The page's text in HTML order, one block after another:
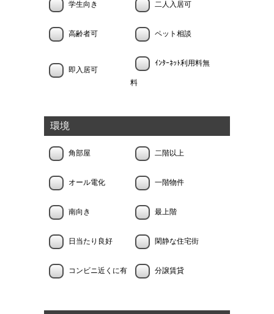
学生向き 二人入居可
高齢者可 ペット相談
即入居可
ｲﾝﾀｰﾈｯﾄ利用料無
料
環境
角部屋 二階以上
オール電化 一階物件
南向き 最上階
日当たり良好 閑静な住宅街
コンビニ近くに有 分譲賃貸